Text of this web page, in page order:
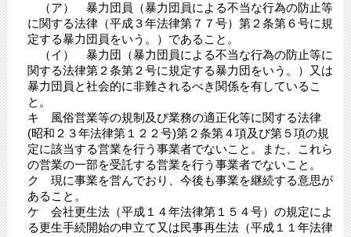
（ア） 暴力団員（暴力団員による不当な行為の防止等
に関する法律（平成３年法律第７７号）第２条第６号に規
定する暴力団員をいう。）であること。
（イ） 暴力団（暴力団員による不当な行為の防止等に
関する法律第２条第２号に規定する暴力団をいう。）又は
暴力団員と社会的に非難されるべき関係を有しているこ
と。
キ 風俗営業等の規制及び業務の適正化等に関する法律
(昭和２３年法律第１２２号)第２条第４項及び第５項の規
定に該当する営業を行う事業者でないこと。また、これら
の営業の一部を受託する営業を行う事業者でないこと。
ク 現に事業を営んでおり、今後も事業を継続する意思が
あること。
​ケ 会社更生法（平成１４年法律第１５４号）の規定によ
る更生手続開始の申立て又は民事再生法（平成１１年法律